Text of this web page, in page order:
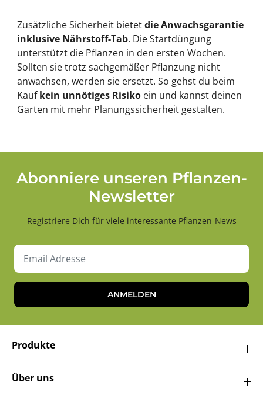
Zusätzliche Sicherheit bietetdie Anwachsgarantie
inklusive Nährstoff-Tab. Die Startdüngung
unterstützt die Pflanzen in den ersten Wochen.
Sollten sie trotz sachgemäßer Pflanzung nicht
anwachsen, werden sie ersetzt. So gehst du beim
Kaufkein unnötiges Risiko ein und kannst deinen
Garten mit mehr Planungssicherheit gestalten.
Abonniere unseren Pflanzen-
Newsletter
Registriere Dich für viele interessante Pflanzen-News
ANMELDEN
Produkte
Über uns